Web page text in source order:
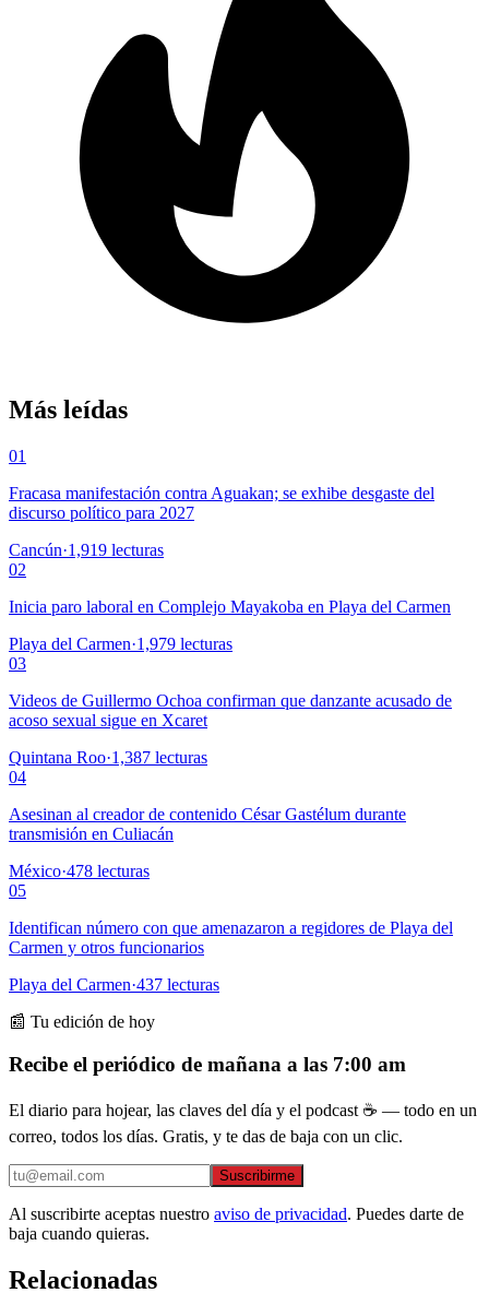
Más leídas
01
Fracasa manifestación contra Aguakan; se exhibe desgaste del
discurso político para 2027
Cancún·1,919 lecturas
02
Inicia paro laboral en Complejo Mayakoba en Playa del Carmen
Playa del Carmen·1,979 lecturas
03
Videos de Guillermo Ochoa confirman que danzante acusado de
acoso sexual sigue en Xcaret
Quintana Roo·1,387 lecturas
04
Asesinan al creador de contenido César Gastélum durante
transmisión en Culiacán
México·478 lecturas
05
Identifican número con que amenazaron a regidores de Playa del
Carmen y otros funcionarios
Playa del Carmen·437 lecturas
📰 Tu edición de hoy
Recibe el periódico de mañana a las 7:00 am
El diario para hojear, las claves del día y el podcast ☕ — todo en un
correo, todos los días. Gratis, y te das de baja con un clic.
Suscribirme
Al suscribirte aceptas nuestro aviso de privacidad. Puedes darte de
baja cuando quieras.
Relacionadas